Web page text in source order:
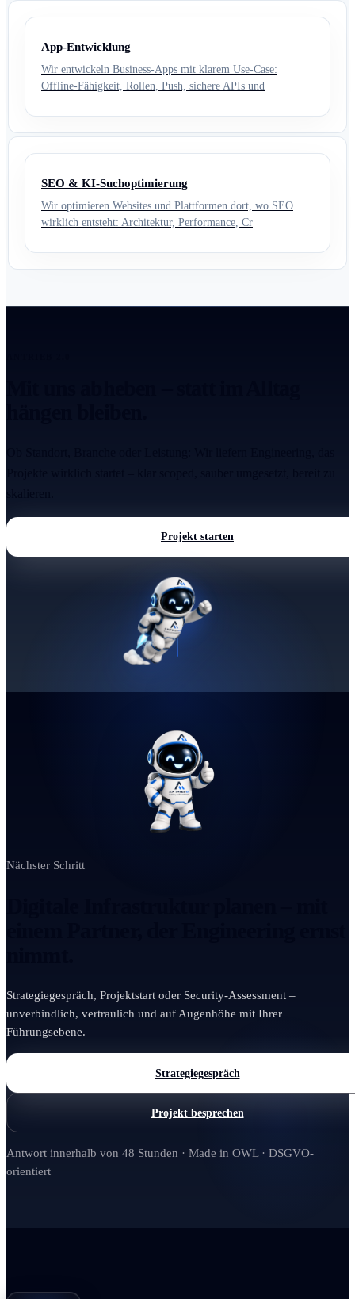
App-Entwicklung
Wir entwickeln Business-Apps mit klarem Use-Case:
Offline-Fähigkeit, Rollen, Push, sichere APIs und
SEO & KI-Suchoptimierung
Wir optimieren Websites und Plattformen dort, wo SEO
wirklich entsteht: Architektur, Performance, Cr
Projekt starten
Nächster Schritt
Strategiegespräch, Projektstart oder Security-Assessment –
unverbindlich, vertraulich und auf Augenhöhe mit Ihrer
Führungsebene.
Strategiegespräch
Projekt besprechen
Antwort innerhalb von 48 Stunden · Made in OWL · DSGVO-
orientiert